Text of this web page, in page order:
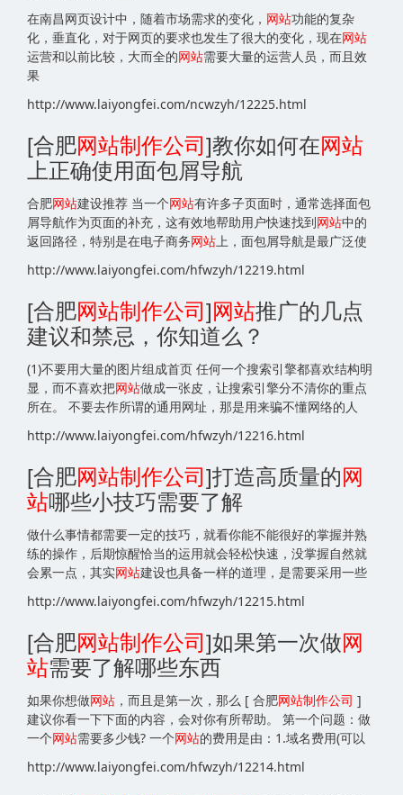
在南昌网页设计中，随着市场需求的变化， 网站功能的复杂
化，垂直化，对于网页的要求也发生了很大的变化，现在网站
运营和以前比较，大而全的网站需要大量的运营人员，而且效
果
http://www.laiyongfei.com/ncwzyh/12225.html
[合肥网站制作公司]教你如何在网站
上正确使用面包屑导航
合肥网站建设推荐 当一个网站有许多子页面时，通常选择面包
屑导航作为页面的补充，这有效地帮助用户快速找到网站中的
返回路径，特别是在电子商务网站上，面包屑导航是最广泛使
http://www.laiyongfei.com/hfwzyh/12219.html
[合肥网站制作公司] 网站推广的几点
建议和禁忌，你知道么？
(1)不要用大量的图片组成首页 任何一个搜索引擎都喜欢结构明
显，而不喜欢把网站做成一张皮，让搜索引擎分不清你的重点
所在。 不要去作所谓的通用网址，那是用来骗不懂网络的人
http://www.laiyongfei.com/hfwzyh/12216.html
[合肥网站制作公司]打造高质量的 网
站哪些小技巧需要了解
做什么事情都需要一定的技巧，就看你能不能很好的掌握并熟
练的操作，后期惊醒恰当的运用就会轻松快速，没掌握自然就
会累一点，其实网站建设也具备一样的道理，是需要采用一些
http://www.laiyongfei.com/hfwzyh/12215.html
[合肥网站制作公司]如果第一次做网
站需要了解哪些东西
如果你想做网站 ，而且是第一次，那么 [ 合肥网站制作公司 ]
建议你看一下下面的内容，会对你有所帮助。 第一个问题：做
一个网站需要多少钱? 一个网站的费用是由：1.域名费用(可以
http://www.laiyongfei.com/hfwzyh/12214.html